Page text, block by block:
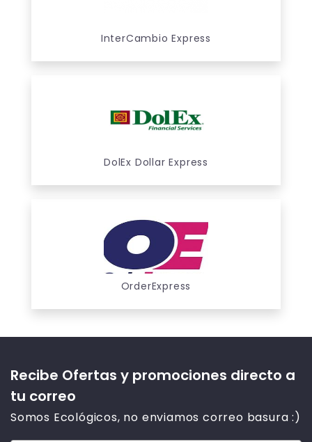
InterCambio Express
DolEx Dollar Express
OrderExpress
Recibe Ofertas y promociones directo a
tu correo
Somos Ecológicos, no enviamos correo basura :)